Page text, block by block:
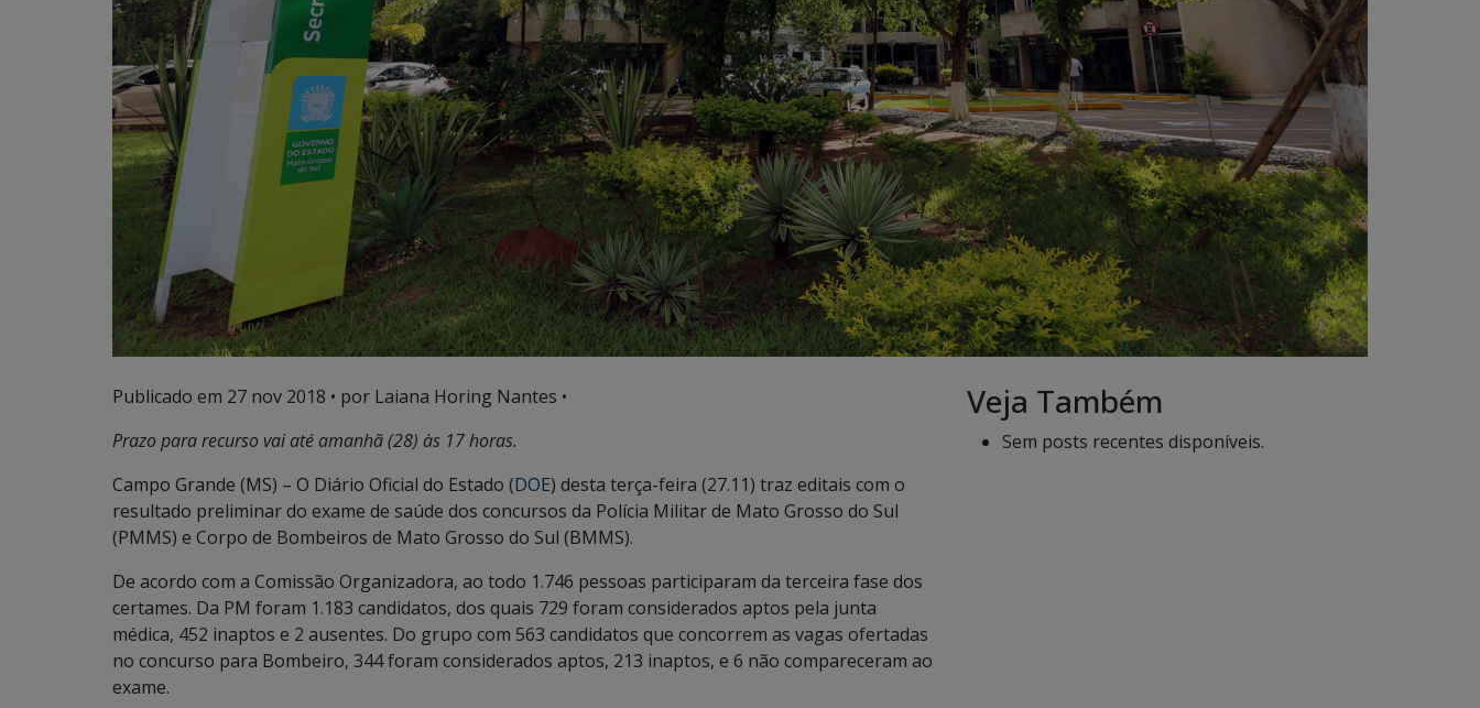
Publicado em 27 nov 2018 • por Laiana Horing Nantes •
Prazo para recurso vai até amanhã (28) às 17 horas.
Campo Grande (MS) – O Diário Oficial do Estado (DOE) desta terça-feira (27.11) traz editais com o
resultado preliminar do exame de saúde dos concursos da Polícia Militar de Mato Grosso do Sul
(PMMS) e Corpo de Bombeiros de Mato Grosso do Sul (BMMS).
De acordo com a Comissão Organizadora, ao todo 1.746 pessoas participaram da terceira fase dos
certames. Da PM foram 1.183 candidatos, dos quais 729 foram considerados aptos pela junta
médica, 452 inaptos e 2 ausentes. Do grupo com 563 candidatos que concorrem as vagas ofertadas
no concurso para Bombeiro, 344 foram considerados aptos, 213 inaptos, e 6 não compareceram ao
exame.
Veja Também
Sem posts recentes disponíveis.